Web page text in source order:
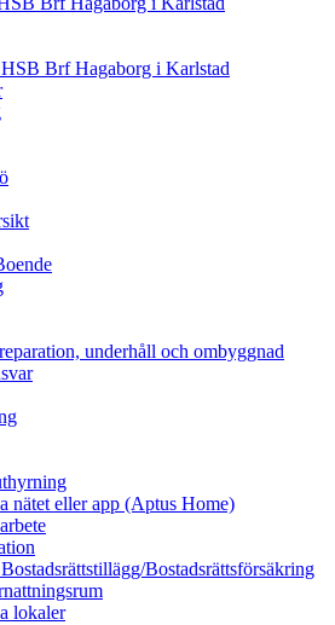
Brf Hagaborg i Karlstad
underhåll och ombyggnad
nätet eller app (Aptus Home)
Bostadsrättsförsäkring
lokaler